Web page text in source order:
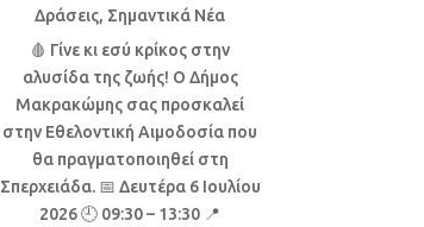
Δράσεις, Σημαντικά Νέα
🩸 Γίνε κι εσύ κρίκος στην
αλυσίδα της ζωής! Ο Δήμος
Μακρακώμης σας προσκαλεί
στην Εθελοντική Αιμοδοσία που
θα πραγματοποιηθεί στη
Σπερχειάδα. 📅 Δευτέρα 6 Ιουλίου
2026 🕘 09:30 – 13:30 📍